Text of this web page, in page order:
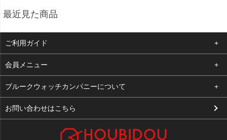
最近見た商品
ご利用ガイド
よくある質問
支払い・送料
お客様の声
会員メニュー
ログイン
お気に入り
ブルークウォッチカンパニーについて
会社概要
お問い合わせはこちら